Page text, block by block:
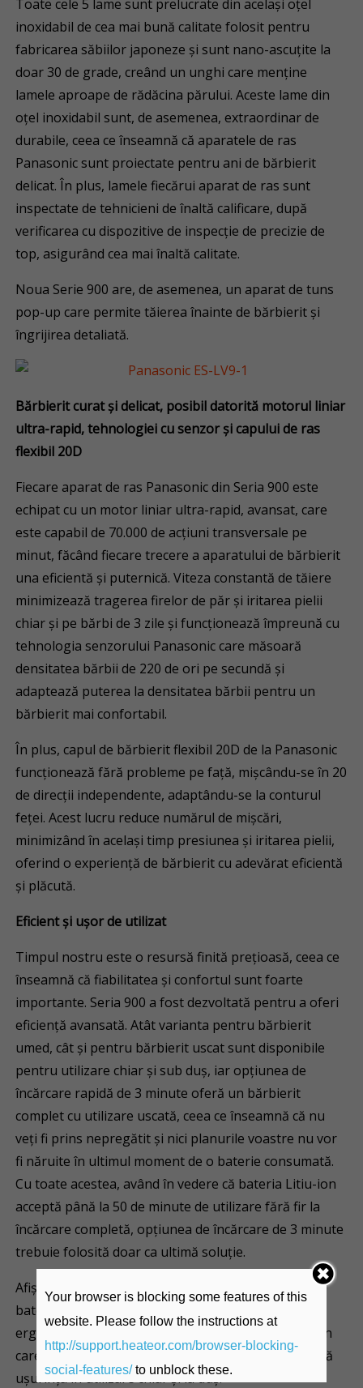
Toate cele 5 lame sunt prelucrate din același oțel
inoxidabil de cea mai bună calitate folosit pentru
fabricarea săbiilor japoneze și sunt nano-ascuțite la
doar 30 de grade, creând un unghi care menține
lamele aproape de rădăcina părului. Aceste lame din
oțel inoxidabil sunt, de asemenea, extraordinar de
durabile, ceea ce înseamnă că aparatele de ras
Panasonic sunt proiectate pentru ani de bărbierit
delicat. În plus, lamele fiecărui aparat de ras sunt
inspectate de tehnicieni de înaltă calificare, după
verificarea cu dispozitive de inspecție de precizie de
top, asigurând cea mai înaltă calitate.
Noua Serie 900 are, de asemenea, un aparat de tuns
pop-up care permite tăierea înainte de bărbierit și
îngrijirea detaliată.
Bărbierit curat și delicat, posibil datorită motorul liniar
ultra-rapid, tehnologiei cu senzor și capului de ras
flexibil 20D
Fiecare aparat de ras Panasonic din Seria 900 este
echipat cu un motor liniar ultra-rapid, avansat, care
este capabil de 70.000 de acțiuni transversale pe
minut, făcând fiecare trecere a aparatului de bărbierit
una eficientă și puternică. Viteza constantă de tăiere
minimizează tragerea firelor de păr și iritarea pielii
chiar și pe bărbi de 3 zile și funcționează împreună cu
tehnologia senzorului Panasonic care măsoară
densitatea bărbii de 220 de ori pe secundă și
adaptează puterea la densitatea bărbii pentru un
bărbierit mai confortabil.
În plus, capul de bărbierit flexibil 20D de la Panasonic
funcționează fără probleme pe față, mișcându-se în 20
de direcții independente, adaptându-se la conturul
feței. Acest lucru reduce numărul de mișcări,
minimizând în același timp presiunea și iritarea pielii,
oferind o experiență de bărbierit cu adevărat eficientă
și plăcută.
Eficient și ușor de utilizat
Timpul nostru este o resursă finită prețioasă, ceea ce
înseamnă că fiabilitatea și confortul sunt foarte
importante. Seria 900 a fost dezvoltată pentru a oferi
eficiență avansată. Atât varianta pentru bărbierit
umed, cât și pentru bărbierit uscat sunt disponibile
pentru utilizare chiar și sub duș, iar opțiunea de
încărcare rapidă de 3 minute oferă un bărbierit
complet cu utilizare uscată, ceea ce înseamnă că nu
veți fi prins nepregătit și nici planurile voastre nu vor
fi năruite în ultimul moment de o baterie consumată.
Cu toate acestea, având în vedere că bateria Litiu-ion
acceptă până la 50 de minute de utilizare fără fir la
încărcare completă, opțiunea de încărcare de 3 minute
trebuie folosită doar ca ultimă soluție.
Afișajul LED în 5 trepte arată dintr-o privire starea
bateriei și starea de funcționare, iar designul
ergonomic cu un suport de susținere pentru locul în
care degetul mare se sprijină în mod natural asigură
ușurința în utilizare chiar și la duș.
Your browser is blocking some features of this
website. Please follow the instructions at
http://support.heateor.com/browser-blocking-
social-features/to unblock these.